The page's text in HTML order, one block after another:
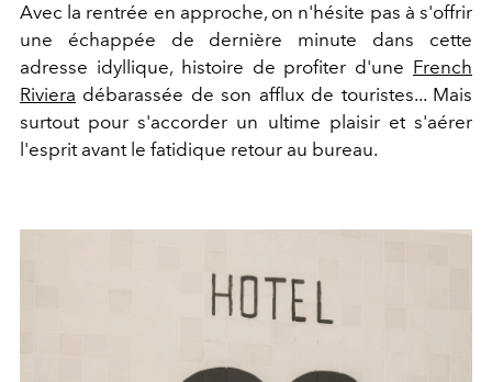
Avec la rentrée en approche, on n'hésite pas à s'offrir
une échappée de dernière minute dans cette
adresse idyllique, histoire de profiter d'une French
Riviera débarassée de son afflux de touristes... Mais
surtout pour s'accorder un ultime plaisir et s'aérer
l'esprit avant le fatidique retour au bureau.